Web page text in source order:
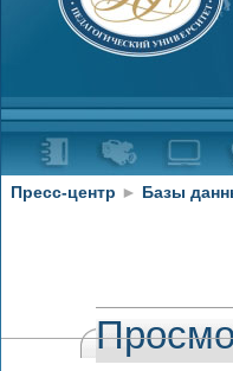
Пресс-центр ► Базы